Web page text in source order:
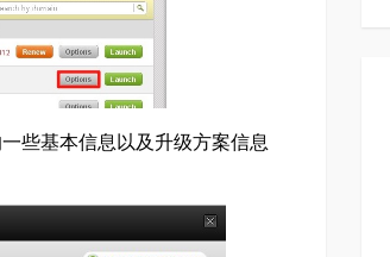
些基本信息以及升级方案信息